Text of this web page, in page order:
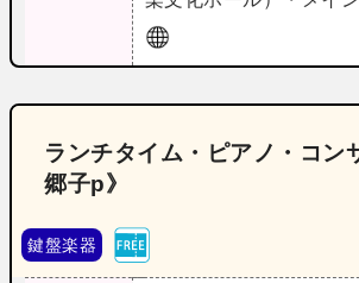
ランチタイム・ピアノ・コン
郷子p》
鍵盤楽器